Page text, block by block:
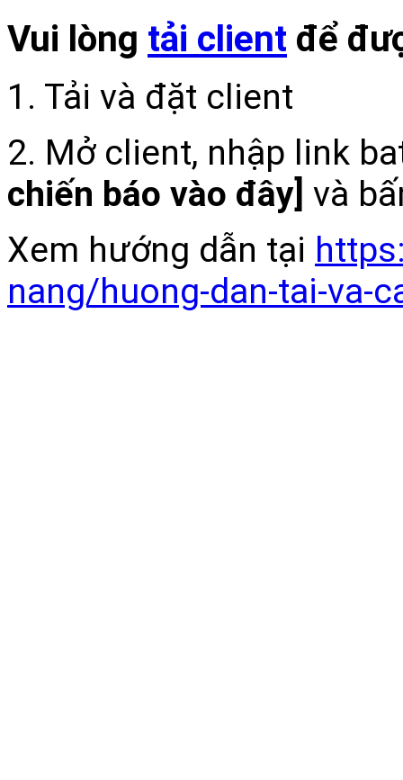
Vui lòng tải client để
1. Tải và đặt client
2. Mở client, nhập link
chiến báo vào đây] và
Xem hướng dẫn tại
nang/huong-dan-tai-va-